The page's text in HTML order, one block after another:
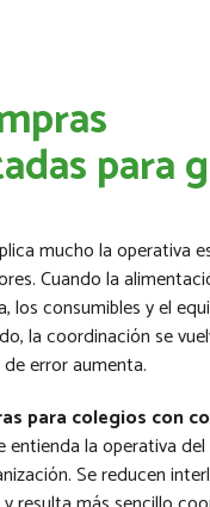
para
mucho la operativa
Cuando la
los consumibles y el
la coordinación se
error aumenta.
para colegios con
entienda la operativa
Se reducen